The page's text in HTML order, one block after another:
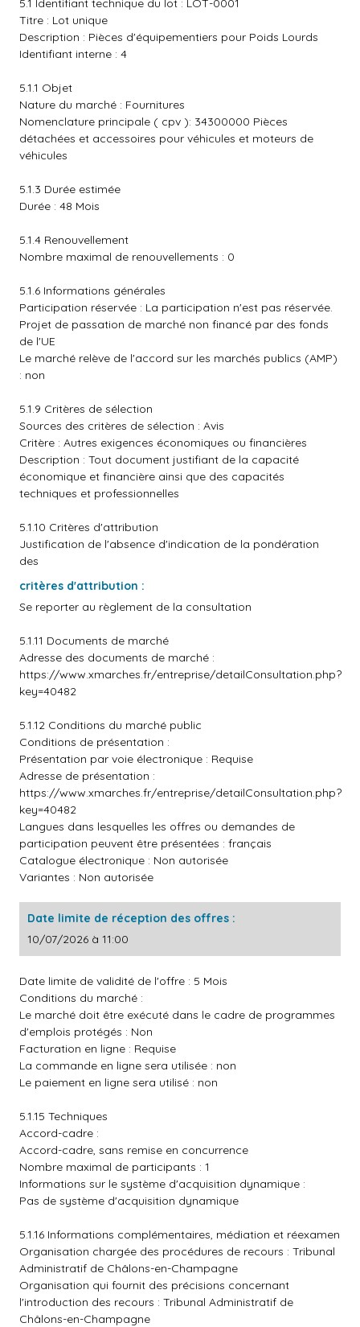
5.1 Identifiant technique du lot : LOT-0001
Titre : Lot unique
Description : Pièces d'équipementiers pour Poids Lourds
Identifiant interne : 4
5.1.1 Objet
Nature du marché : Fournitures
Nomenclature principale ( cpv ): 34300000 Pièces
détachées et accessoires pour véhicules et moteurs de
véhicules
5.1.3 Durée estimée
Durée : 48 Mois
5.1.4 Renouvellement
Nombre maximal de renouvellements : 0
5.1.6 Informations générales
Participation réservée : La participation n'est pas réservée.
Projet de passation de marché non financé par des fonds
de l'UE
Le marché relève de l'accord sur les marchés publics (AMP)
: non
5.1.9 Critères de sélection
Sources des critères de sélection : Avis
Critère : Autres exigences économiques ou financières
Description : Tout document justifiant de la capacité
économique et financière ainsi que des capacités
techniques et professionnelles
5.1.10 Critères d'attribution
Justification de l'absence d'indication de la pondération
des
critères d'attribution :
Se reporter au règlement de la consultation
5.1.11 Documents de marché
Adresse des documents de marché :
https://www.xmarches.fr/entreprise/detailConsultation.php?
key=40482
5.1.12 Conditions du marché public
Conditions de présentation :
Présentation par voie électronique : Requise
Adresse de présentation :
https://www.xmarches.fr/entreprise/detailConsultation.php?
key=40482
Langues dans lesquelles les offres ou demandes de
participation peuvent être présentées : français
Catalogue électronique : Non autorisée
Variantes : Non autorisée
Date limite de réception des offres :
10/07/2026 à 11:00
Date limite de validité de l'offre : 5 Mois
Conditions du marché :
Le marché doit être exécuté dans le cadre de programmes
d'emplois protégés : Non
Facturation en ligne : Requise
La commande en ligne sera utilisée : non
Le paiement en ligne sera utilisé : non
5.1.15 Techniques
Accord-cadre :
Accord-cadre, sans remise en concurrence
Nombre maximal de participants : 1
Informations sur le système d'acquisition dynamique :
Pas de système d'acquisition dynamique
5.1.16 Informations complémentaires, médiation et réexamen
Organisation chargée des procédures de recours : Tribunal
Administratif de Châlons-en-Champagne
Organisation qui fournit des précisions concernant
l'introduction des recours : Tribunal Administratif de
Châlons-en-Champagne